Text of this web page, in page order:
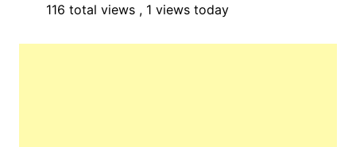
116 total views , 1 views today